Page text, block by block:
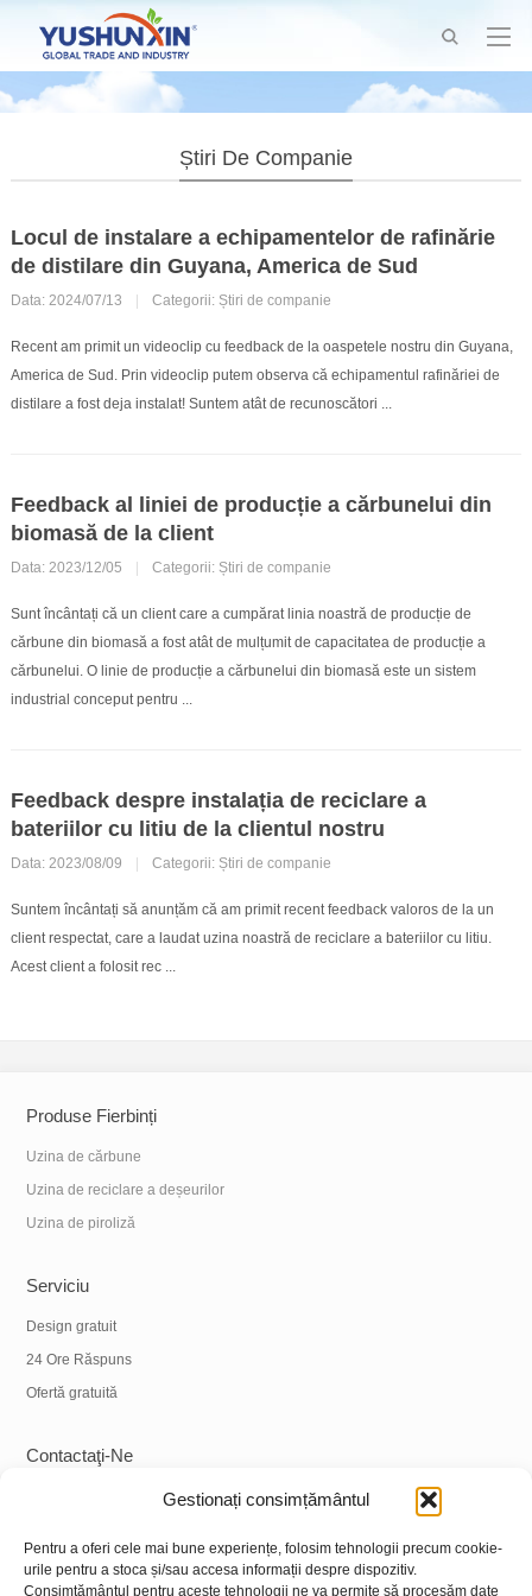
Gestionați consimțământul
Pentru a oferi cele mai bune experiențe, folosim tehnologii precum cookie-
urile pentru a stoca și/sau accesa informații despre dispozitiv.
Consimțământul pentru aceste tehnologii ne va permite să procesăm date
Știri De Companie
Locul de instalare a echipamentelor de rafinărie
de distilare din Guyana, America de Sud
Data: 2024/07/13 Categorii: Știri de companie
Recent am primit un videoclip cu feedback de la oaspetele nostru din Guyana,
America de Sud. Prin videoclip putem observa că echipamentul rafinăriei de
distilare a fost deja instalat! Suntem atât de recunoscători ...
Feedback al liniei de producție a cărbunelui din
biomasă de la client
Data: 2023/12/05 Categorii: Știri de companie
Sunt încântați că un client care a cumpărat linia noastră de producție de
cărbune din biomasă a fost atât de mulțumit de capacitatea de producție a
cărbunelui. O linie de producție a cărbunelui din biomasă este un sistem
industrial conceput pentru ...
Feedback despre instalația de reciclare a
bateriilor cu litiu de la clientul nostru
Data: 2023/08/09 Categorii: Știri de companie
Suntem încântați să anunțăm că am primit recent feedback valoros de la un
client respectat, care a laudat uzina noastră de reciclare a bateriilor cu litiu.
Acest client a folosit rec ...
Produse Fierbinți
Uzina de cărbune
Uzina de reciclare a deșeurilor
Uzina de piroliză
Serviciu
Design gratuit
24 Ore Răspuns
Ofertă gratuită
Contactaţi-Ne
+86 18838039608
E-mail: info@hnysmachinery.com